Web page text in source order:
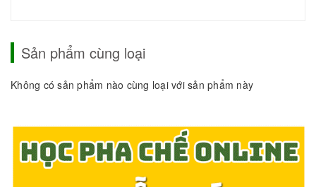
Sản phẩm cùng loại
Không có sản phẩm nào cùng loại với sản phẩm này